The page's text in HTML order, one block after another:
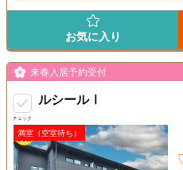
お気に入り
チェック
来春入居予約受付
ルシールⅠ
満室（空室待ち）